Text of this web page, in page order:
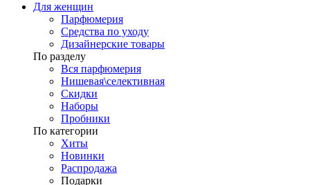
Для женщин
Парфюмерия
Средства по уходу
Дизайнерские товары
По разделу
Вся парфюмерия
Нишевая\селективная
Скидки
Наборы
Пробники
По категории
Хиты
Новинки
Распродажа
Подарки